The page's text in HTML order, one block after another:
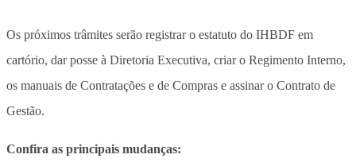
Os próximos trâmites serão registrar o estatuto do IHBDF em
cartório, dar posse à Diretoria Executiva, criar o Regimento Interno,
os manuais de Contratações e de Compras e assinar o Contrato de
Gestão.
Confira as principais mudanças: